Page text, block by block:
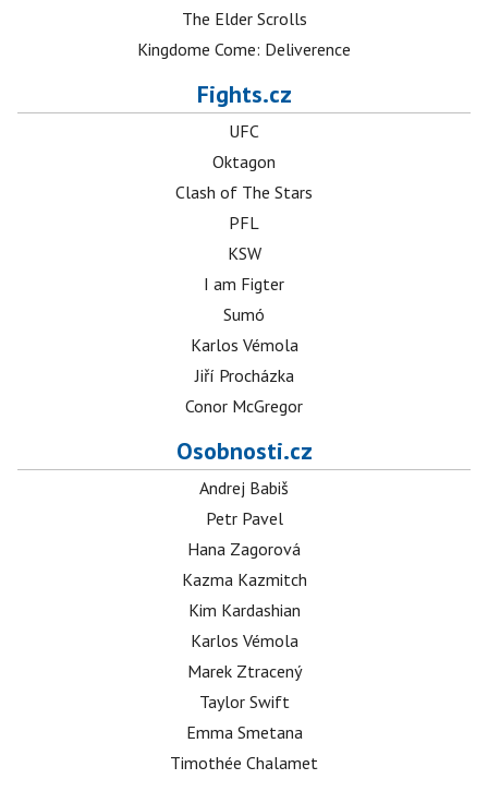
The Elder Scrolls
Kingdome Come: Deliverence
Fights.cz
UFC
Oktagon
Clash of The Stars
PFL
KSW
I am Figter
Sumó
Karlos Vémola
Jiří Procházka
Conor McGregor
Osobnosti.cz
Andrej Babiš
Petr Pavel
Hana Zagorová
Kazma Kazmitch
Kim Kardashian
Karlos Vémola
Marek Ztracený
Taylor Swift
Emma Smetana
Timothée Chalamet